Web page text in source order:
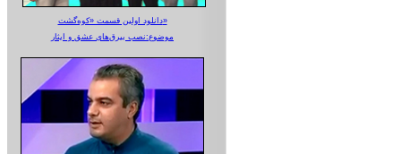
دانلود اولین قسمت «کوه‌گشت»
موضوع:نصب بیرق‌های عشق و ایثار